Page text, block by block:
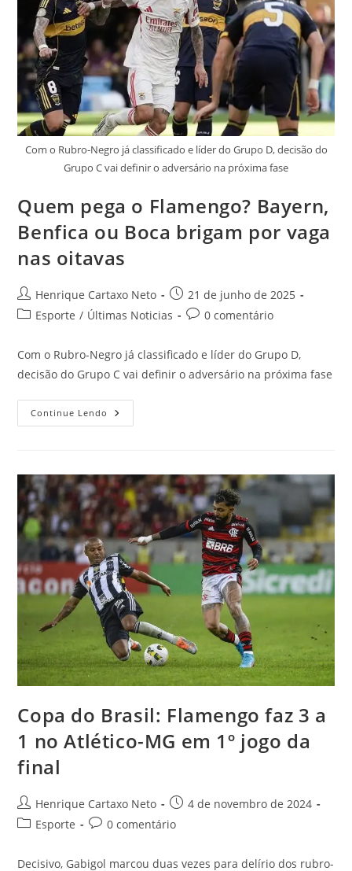
Com o Rubro-Negro já classificado e líder do Grupo D, decisão do
Grupo C vai definir o adversário na próxima fase
Quem pega o Flamengo? Bayern,
Benfica ou Boca brigam por vaga
nas oitavas
Henrique Cartaxo Neto
21 de junho de 2025
Esporte / Últimas Noticias 0 comentário
Com o Rubro-Negro já classificado e líder do Grupo D,
decisão do Grupo C vai definir o adversário na próxima fase
Continue Lendo
Copa do Brasil: Flamengo faz 3 a
1 no Atlético-MG em 1º jogo da
final
Henrique Cartaxo Neto
4 de novembro de 2024
Esporte
0 comentário
Decisivo, Gabigol marcou duas vezes para delírio dos rubro-